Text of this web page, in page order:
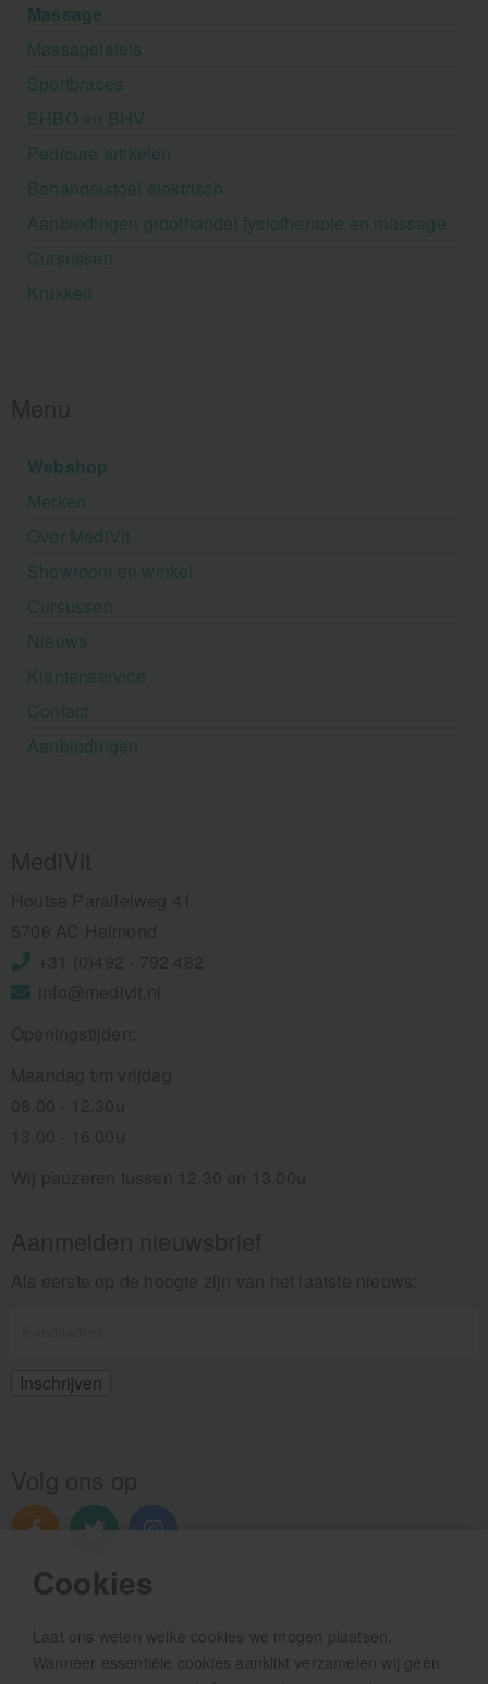
Cookies
Laat ons weten welke cookies we mogen plaatsen.
Wanneer essentiële cookies aanklikt verzamelen wij geen
Massage
Massagetafels
Sportbraces
EHBO en BHV
Pedicure artikelen
Behandelstoel elektrisch
Aanbiedingen groothandel fysiotherapie en massage
Cursussen
Krukken
Webshop
Merken
Over MediVit
Showroom en winkel
Cursussen
Nieuws
Klantenservice
Contact
Aanbiedingen
Verzendinformatie / retourbeleid
Sitemap